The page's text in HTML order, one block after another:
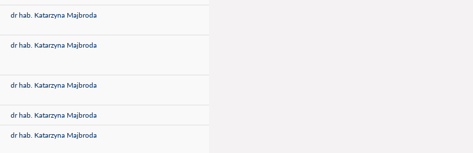
dr hab. Katarzyna Majbroda
dr hab. Katarzyna Majbroda
dr hab. Katarzyna Majbroda
dr hab. Katarzyna Majbroda
dr hab. Katarzyna Majbroda